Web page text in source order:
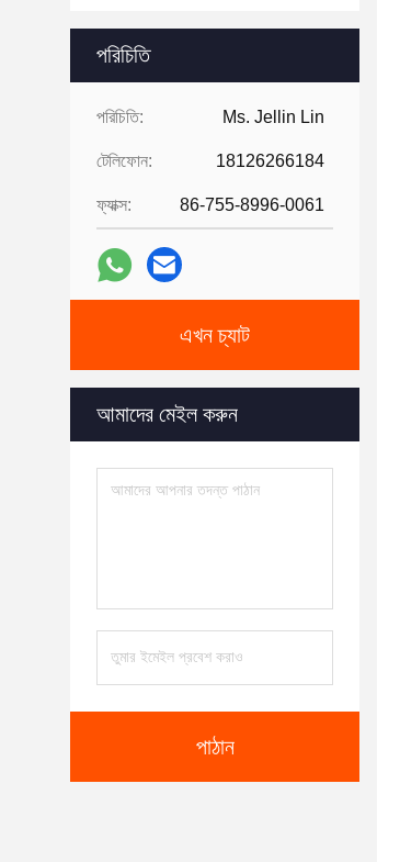
পরিচিতি
পরিচিতি: Ms. Jellin Lin
টেলিফোন: 18126266184
ফ্যাক্স: 86-755-8996-0061
এখন চ্যাট
আমাদের মেইল ​​করুন
পাঠান